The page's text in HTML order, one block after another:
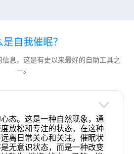
是自我催眠？
息，这是有史以来最好的自助工具之
一。
态。这是一种自然现象，通
放松和专注的状态，在这种
离日常关心和关注。催眠状
无意识状态，而是一种改变